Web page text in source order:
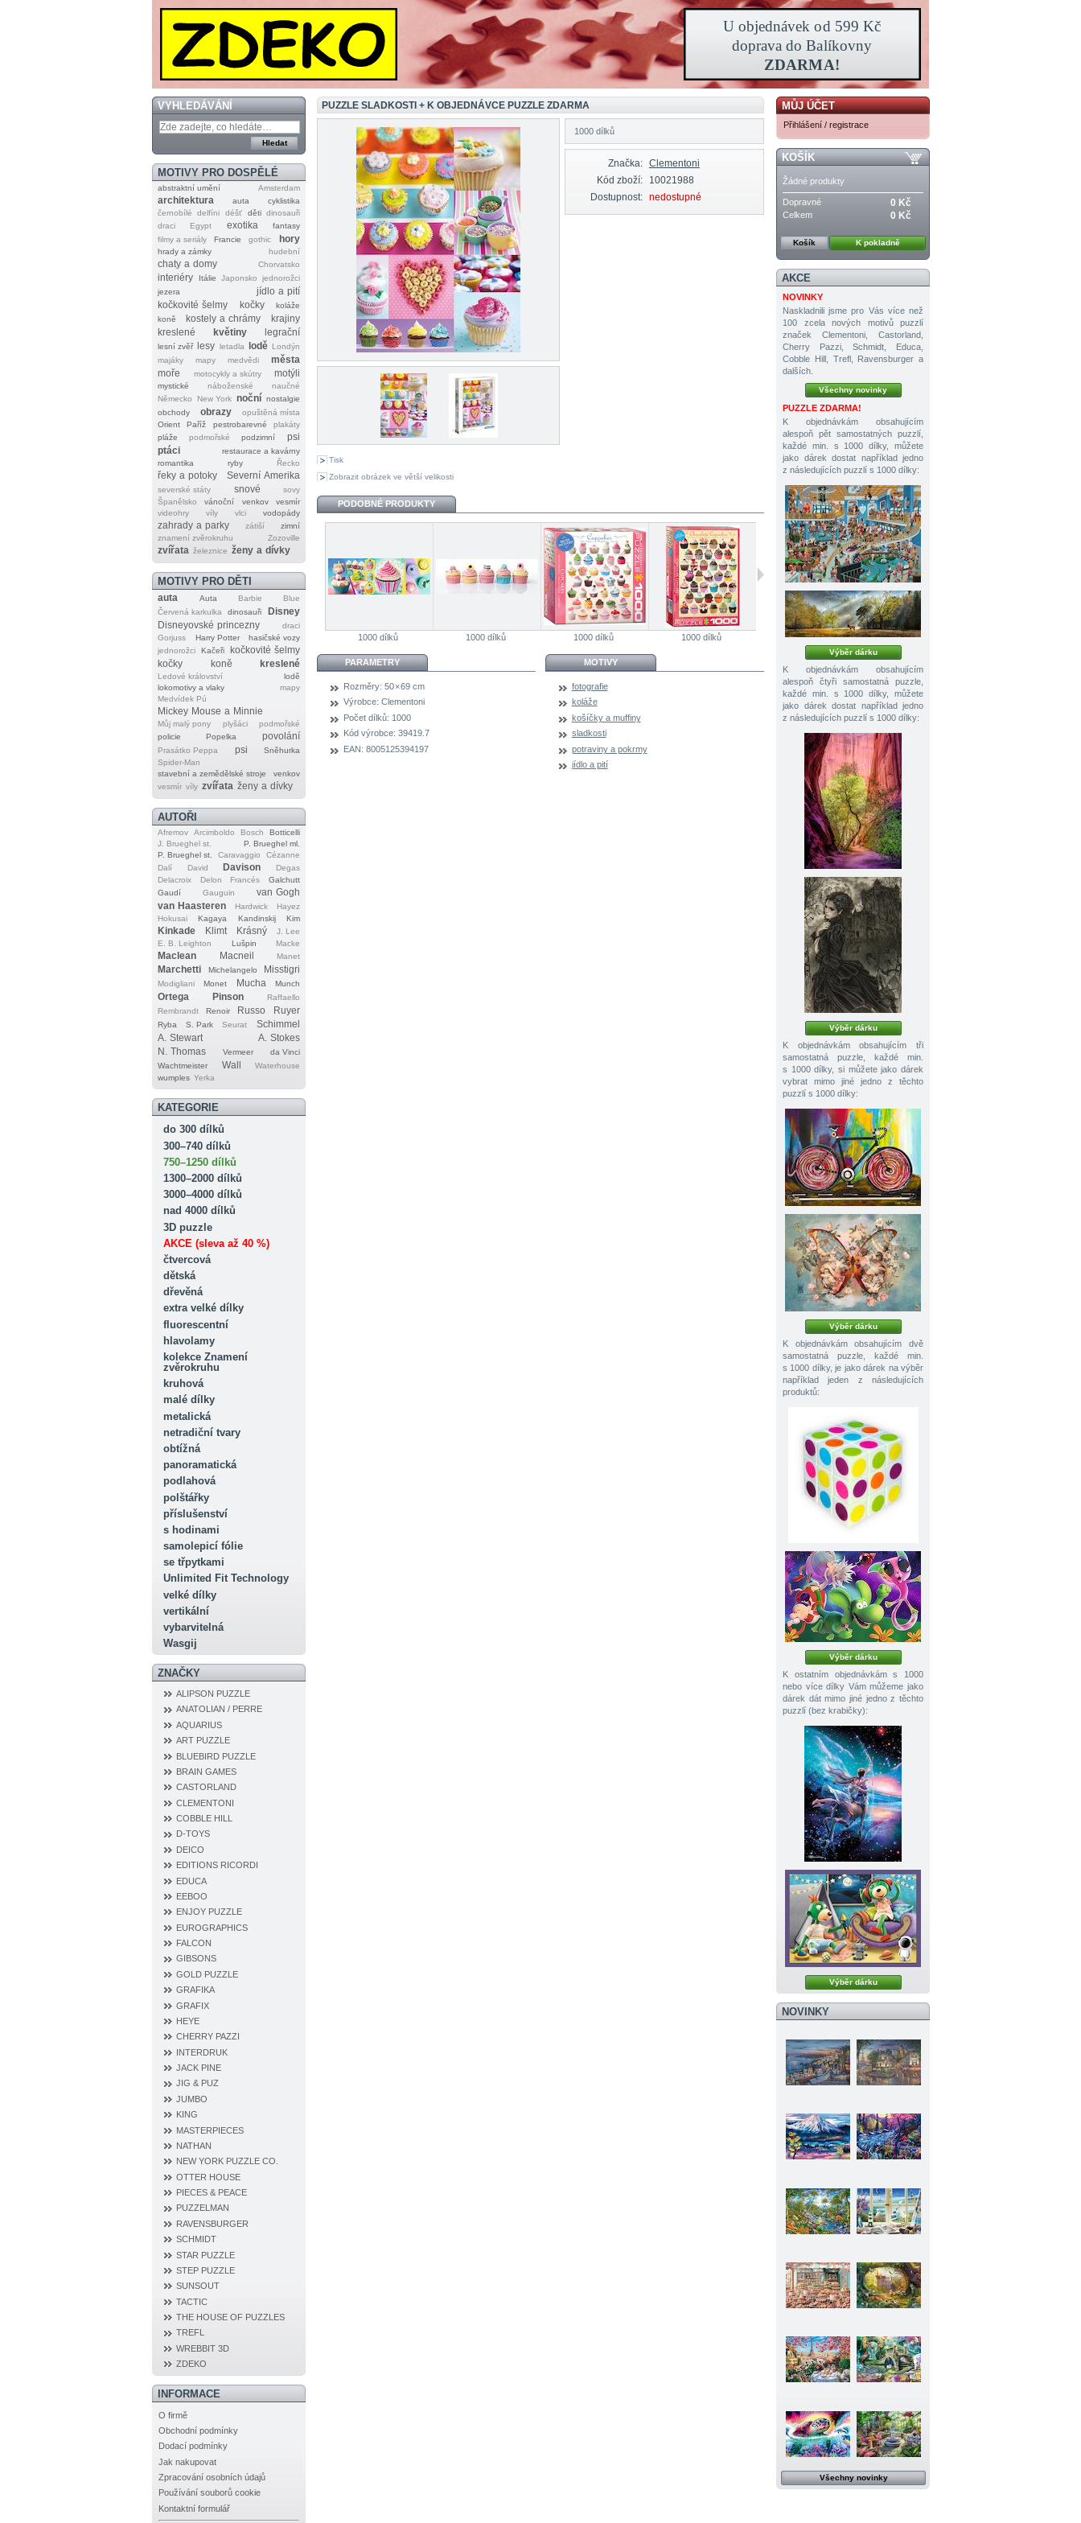
VYHLEDÁVÁNÍ
MOTIVY PRO DOSPĚLÉ
abstraktní umění Amsterdam
architektura auta
cyklistika
černobílé
delfíni déšť děti dinosauři
draci
Egypt exotika
fantasy
filmy a seriály
Francie gothic hory
hrady a zámky hudební
chaty a domy Chorvatsko
interiéry Itálie Japonsko
jednorožci
jezera
jídlo a pití
kočkovité šelmy
kočky
koláže
koně
kostely a chrámy
krajiny
kreslené
květiny legrační
lesní zvěř lesy letadla lodě Londýn
majáky
mapy medvědi
města
moře
motocykly a skútry motýli
mystické náboženské
naučné
Německo
New York noční nostalgie
obchody
obrazy
opuštěná místa
Orient
Paříž pestrobarevné
plakáty
pláže
podmořské podzimní
psi
ptáci
restaurace a kavárny
romantika
ryby Řecko
řeky a potoky Severní Amerika
severské státy snové
sovy
Španělsko
vánoční venkov
vesmír
videohry
víly vlci vodopády
zahrady a parky zátiší
zimní
znamení zvěrokruhu
Zozoville
zvířata železnice ženy a dívky
MOTIVY PRO DĚTI
auta Auta Barbie
Blue
Červená karkulka
dinosauři
Disney
Disneyovské princezny
draci
Gorjuss
Harry Potter
hasičské vozy
jednorožci
Kačeři
kočkovité šelmy
kočky
koně kreslené
Ledové království
lodě
lokomotivy a vlaky
mapy
Medvídek Pú
Mickey Mouse a Minnie
Můj malý pony plyšáci
podmořské
policie
Popelka povolání
Prasátko Peppa psi
Sněhurka
Spider‐Man
stavební a zemědělské stroje
venkov
vesmír víly zvířata ženy a dívky
AUTOŘI
Afremov Arcimboldo Bosch
Botticelli
J. Brueghel st.
P. Brueghel ml.
P. Brueghel st.
Caravaggio
Cézanne
Dalí
David Davison
Degas
Delacroix
Delon Francés
Galchutt
Gaudí
Gauguin
van Gogh
van Haasteren
Hardwick
Hayez
Hokusai
Kagaya Kandinskij Kim
Kinkade Klimt Krásný
J. Lee
E. B. Leighton
Lušpin Macke
Maclean Macneil Manet
Marchetti Michelangelo Misstigri
Modigliani Monet Mucha Munch
Ortega Pinson
Raffaello
Rembrandt
Renoir Russo Ruyer
Ryba S. Park Seurat
Schimmel
A. Stewart
A. Stokes
N. Thomas
Vermeer
da Vinci
Wachtmeister
Wall
Waterhouse
wumples Yerka
KATEGORIE
do 300 dílků
300–740 dílků
750–1250 dílků
1300–2000 dílků
3000–4000 dílků
nad 4000 dílků
3D puzzle
AKCE (sleva až 40 %)
čtvercová
dětská
dřevěná
extra velké dílky
fluorescentní
hlavolamy
kolekce Znamení
zvěrokruhu
kruhová
malé dílky
metalická
netradiční tvary
obtížná
panoramatická
podlahová
polštářky
příslušenství
s hodinami
samolepicí fólie
se třpytkami
Unlimited Fit Technology
velké dílky
vertikální
vybarvitelná
Wasgij
ZNAČKY
ALIPSON PUZZLE
ANATOLIAN / PERRE
AQUARIUS
ART PUZZLE
BLUEBIRD PUZZLE
BRAIN GAMES
CASTORLAND
CLEMENTONI
COBBLE HILL
D‐TOYS
DEICO
EDITIONS RICORDI
EDUCA
EEBOO
ENJOY PUZZLE
EUROGRAPHICS
FALCON
GIBSONS
GOLD PUZZLE
GRAFIKA
GRAFIX
HEYE
CHERRY PAZZI
INTERDRUK
JACK PINE
JIG & PUZ
JUMBO
KING
MASTERPIECES
NATHAN
NEW YORK PUZZLE CO.
OTTER HOUSE
PIECES & PEACE
PUZZELMAN
RAVENSBURGER
SCHMIDT
STAR PUZZLE
STEP PUZZLE
SUNSOUT
TACTIC
THE HOUSE OF PUZZLES
TREFL
WREBBIT 3D
ZDEKO
INFORMACE
O firmě
Obchodní podmínky
Dodací podmínky
Jak nakupovat
Zpracování osobních údajů
Používání souborů cookie
Kontaktní formulář
PUZZLE SLADKOSTI + K OBJEDNÁVCE PUZZLE ZDARMA
Tisk
Zobrazit obrázek ve větší velikosti
1000 dílků
Značka:
Clementoni
Kód zboží:
10021988
Dostupnost:
nedostupné
PODOBNÉ PRODUKTY
1000 dílků 1000 dílků 1000 dílků 1000 dílků 1000 dílků 1000 dílků
PARAMETRY
Rozměry: 50 × 69 cm
Výrobce: Clementoni
Počet dílků: 1000
Kód výrobce: 39419.7
EAN: 8005125394197
MOTIVY
fotografie
koláže
košíčky a muffiny
sladkosti
potraviny a pokrmy
jídlo a pití
MŮJ ÚČET
Přihlášení / registrace
KOŠÍK
Žádné produkty
Dopravné 0 Kč
Celkem 0 Kč
Košík K pokladně
AKCE
NOVINKY
Naskladnili jsme pro Vás více než
100 zcela nových motivů puzzlí
značek Clementoni, Castorland,
Cherry Pazzi, Schmidt, Educa,
Cobble Hill, Trefl, Ravensburger a
dalších.
Všechny novinky
PUZZLE ZDARMA!
K objednávkám obsahujícím
alespoň pět samostatných puzzlí,
každé min. s 1000 dílky, můžete
jako dárek dostat například jedno
z následujících puzzlí s 1000 dílky:
Výběr dárku
K objednávkám obsahujícím
alespoň čtyři samostatná puzzle,
každé min. s 1000 dílky, můžete
jako dárek dostat například jedno
z následujících puzzlí s 1000 dílky:
Výběr dárku
K objednávkám obsahujícím tři
samostatná puzzle, každé min.
s 1000 dílky, si můžete jako dárek
vybrat mimo jiné jedno z těchto
puzzlí s 1000 dílky:
Výběr dárku
K objednávkám obsahujícím dvě
samostatná puzzle, každé min.
s 1000 dílky, je jako dárek na výběr
například jeden z následujících
produktů:
Výběr dárku
K ostatním objednávkám s 1000
nebo více dílky Vám můžeme jako
dárek dát mimo jiné jedno z těchto
puzzlí (bez krabičky):
Výběr dárku
NOVINKY
Všechny novinky